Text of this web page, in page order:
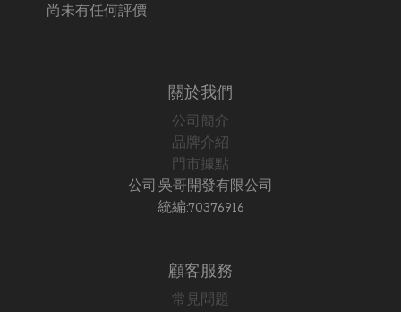
尚未有任何評價
關於我們
公司簡介
品牌介紹
門市據點
公司:吳哥開發有限公司
統編:70376916
顧客服務
常見問題